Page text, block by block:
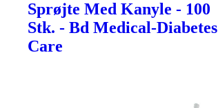
Sprøjte Med Kanyle - 100
Stk. - Bd Medical-Diabetes
Care